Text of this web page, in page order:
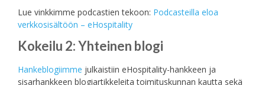
Lue vinkkimme podcastien tekoon: Podcasteilla eloa
verkkosisältöön – eHospitality
Kokeilu 2: Yhteinen blogi
Hankeblogiimme julkaistiin eHospitality-hankkeen ja
sisarhankkeen blogiartikkeleita toimituskunnan kautta sekä